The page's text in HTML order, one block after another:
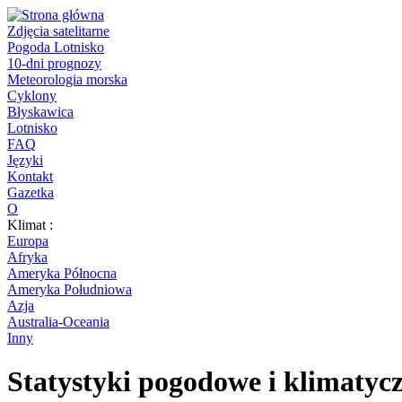
Zdjęcia satelitarne
Pogoda Lotnisko
10-dni prognozy
Meteorologia morska
Cyklony
Błyskawica
Lotnisko
FAQ
Języki
Kontakt
Gazetka
O
Klimat :
Europa
Afryka
Ameryka Północna
Ameryka Południowa
Azja
Australia-Oceania
Inny
Statystyki pogodowe i